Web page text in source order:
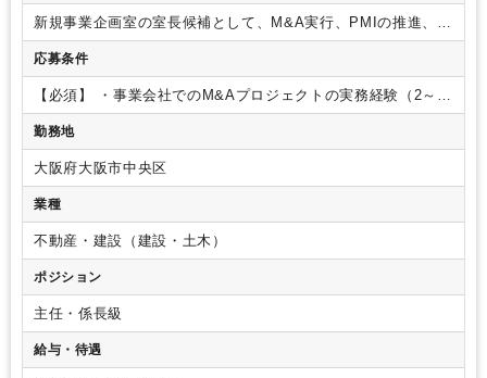
新規事業企画室の室長候補として、M&A実行、PMIの推進、新
規事業開発を担っていただきます。 【主な業務】●M&A実行
およびPMIの推進
交渉・クロージング・PMI等）におけるPM及びエグゼキュー
ション ・買収スキーム検討、M&A交渉支援、契約調整
・案件
の事業計画・バリュエーション・決裁資料作成
（経営陣・事業部門・財務・法務・人事等）および、専門家
（弁護士/会計士等）との調整・協働
進 ●新規事業推進・市場調査に基づく事業創出と、ビジネ
スモデル設計
発・販促・営業・法務）との連携推進
略立案とグロース施策実行
説構築と検証を迅速に行いながら、複雑な利害調整、合意形成
を図り、案件を推進します。役員や部門長を巻き込みセッショ
ンする機会も多く、同社の成長を牽引していくミッション性が
高いポジションとなっております。
のご希望があれば可能な限り考慮させて頂きます。 雇用元は
応募条件
【必須】
・事業会社でのM&Aプロジェクトの実務経験（2～3
件以上）・事業会社での事業立ち上げ、社内新規事業開発の
経験・経営層、事業部門、外部専門家等を巻き込む推進力
プレゼンテーション、コミュニケーション能力
の場合〉・マネジメント経験
（統合戦略策定、組織・人事・業務プロセス・ITシステム統合
等）・事業計画・収支モデルの作成経験（財務モデリング含
む）・スピンオフやジョイントベンチャー設立の実務経験
社のM&A業務・新規事業推進を行うことが主な役割となります
ので、高い主体性を持ち、多くのステークホルダーを巻き込み
ります。
勤務地
大阪府大阪市中央区
業種
不動産・建設（建設・土木）
ポジション
主任・係長級
給与・待遇